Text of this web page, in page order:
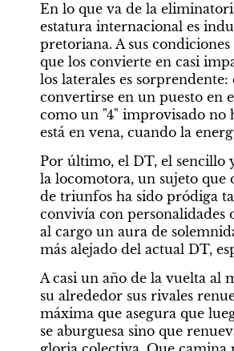
En lo que va de la
estatura internacional es
pretoriana. A sus
que los convierte en casi
los laterales es
convertirse en un puesto en
como un "4" improvisado no
está en vena, cuando la
Por último, el DT, el sencillo
la locomotora, un sujeto que
de triunfos ha sido pródiga
convivía con personalidades
al cargo un aura de
más alejado del actual DT,
A casi un año de la vuelta al
su alrededor sus rivales
máxima que asegura que
se aburguesa sino que